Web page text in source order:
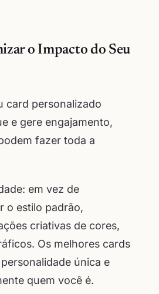
o Impacto do Seu
card personalizado
e gere engajamento,
fazer toda a
em vez de
o estilo padrão,
criativas de cores,
Os melhores cards
única e
quem você é.